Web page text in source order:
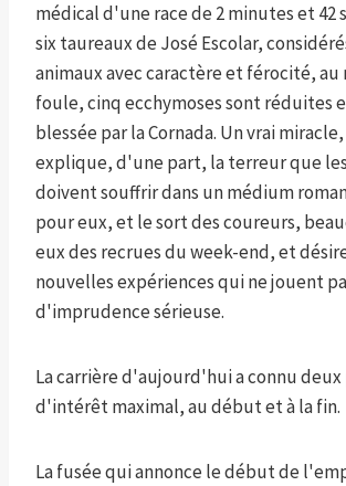
médical d'une race de 2 minutes et 42
six taureaux de José Escolar,
animaux avec caractère et férocité,
foule, cinq ecchymoses sont réduites
blessée par la Cornada. Un vrai
explique, d'une part, la terreur que
doivent souffrir dans un médium
pour eux, et le sort des coureurs,
eux des recrues du week-end, et
nouvelles expériences qui ne jouent
d'imprudence sérieuse.
La carrière d'aujourd'hui a connu
d'intérêt maximal, au début et à la fin.
La fusée qui annonce le début de